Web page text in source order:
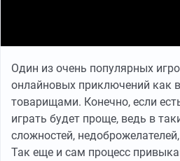
Один из очень популярных
онлайновых приключений как
товарищами. Конечно, если
играть будет проще, ведь в
сложностей,
Так еще и сам процесс